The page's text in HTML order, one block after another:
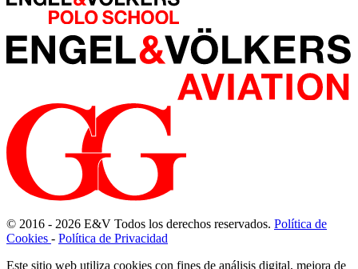
© 2016 - 2026 E&V Todos los derechos reservados. Política de
Cookies - Política de Privacidad
Este sitio web utiliza cookies con fines de análisis digital, mejora de